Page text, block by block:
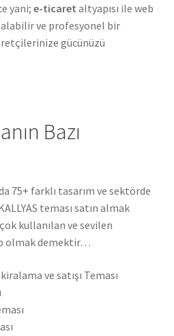
yani; e-ticaret altyapısı ile web
ve profesyonel bir
gücünüzü
Bazı
75+ farklı tasarım ve sektörde
teması satın almak
kullanılan ve sevilen
olmak demektir…
ve satışı Teması